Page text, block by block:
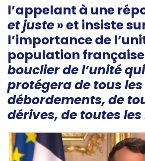
l’appelant à une
et juste» et insiste
l’importance de
population française
bouclier de l’unité
protégera de tous les
débordements, de
dérives, de toutes